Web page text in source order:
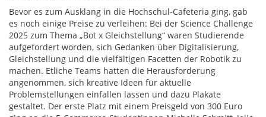
Bevor es zum Ausklang in die Hochschul-Cafeteria ging, gab
es noch einige Preise zu verleihen: Bei der Science Challenge
2025 zum Thema „Bot x Gleichstellung“ waren Studierende
aufgefordert worden, sich Gedanken über Digitalisierung,
Gleichstellung und die vielfältigen Facetten der Robotik zu
machen. Etliche Teams hatten die Herausforderung
angenommen, sich kreative Ideen für aktuelle
Problemstellungen einfallen lassen und dazu Plakate
gestaltet. Der erste Platz mit einem Preisgeld von 300 Euro